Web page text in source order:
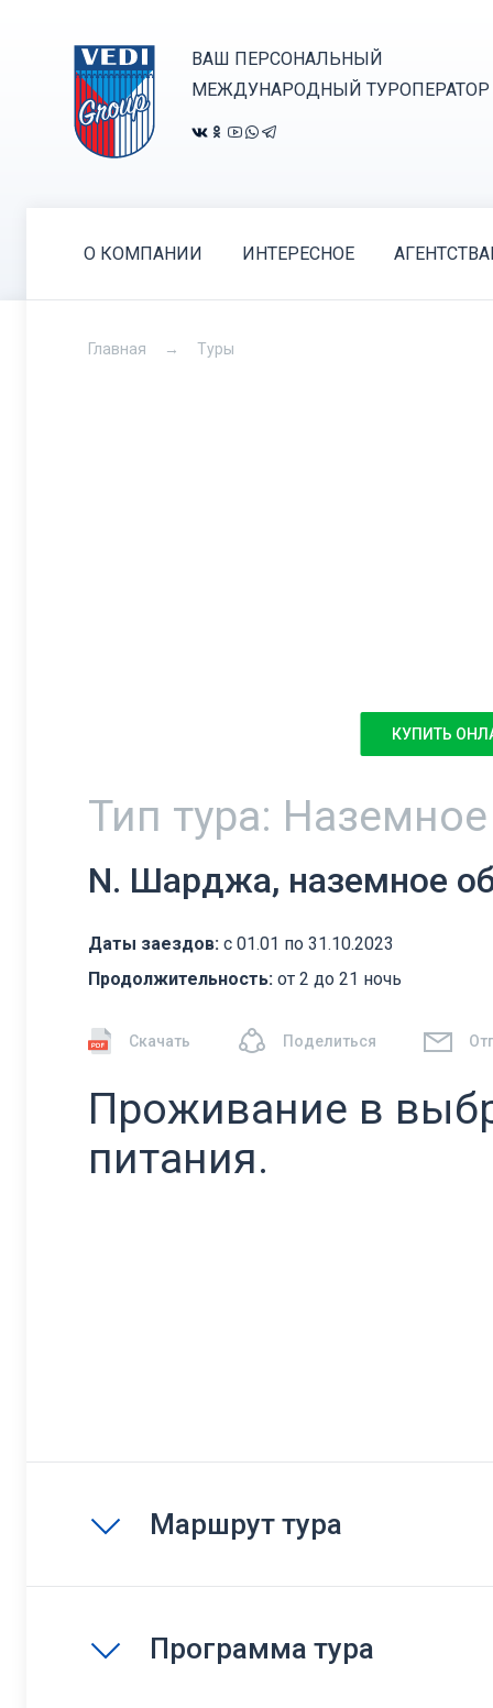
ВАШ ПЕРСОНАЛЬНЫЙ
МЕЖДУНАРОДНЫЙ ТУРОПЕРАТОР
О КОМПАНИИ ИНТЕРЕСНОЕ
Главная Туры
КУПИТЬ
Тип тура:
N. Шарджа, наземное
Даты заездов: с 01.01 по 31.10.2023
Продолжительность: от 2 до 21 ночь
Скачать Поделиться
Проживание в
питания.
Маршрут тура
Программа тура